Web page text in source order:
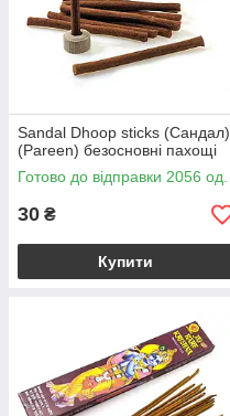
Sandal Dhoop sticks (Сандал)
(Pareen) безосновні пахощі
Готово до відправки 2056 од.
30 ₴
Купити